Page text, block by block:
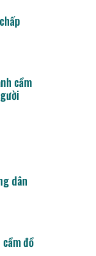
cầm
dân
đồ